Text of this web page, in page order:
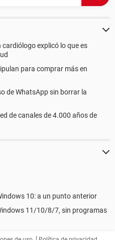
cardiólogo explicó lo que es
para comprar más en
de WhatsApp sin borrar la
de canales de 4.000 años de
10: a un punto anterior
11/10/8/7, sin programas